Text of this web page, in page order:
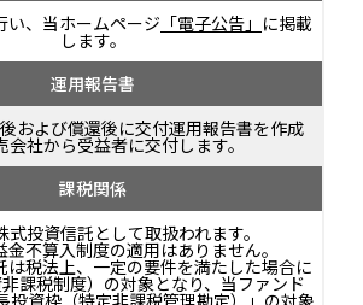
い、当ホームページ 「電子公告」 に掲載
します。
運用報告書
および償還後に交付運用報告書を作成
会社から受益者に交付します。
課税関係
式投資信託として取扱われます。
不算入制度の適用はありません。
は税法上、一定の要件を満たした場合に
課税制度）の対象となり、当ファンド